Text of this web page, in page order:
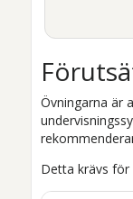
Övningarna är
Detta krävs för